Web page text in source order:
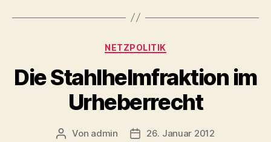
Kategorien
NETZPOLITIK
Die Stahlhelmfraktion im
Urheberrecht
Beitragsautor
Von admin Veröffentlichungsdatum
26. Januar 2012